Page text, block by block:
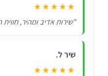
★★★★★
"שירות אדיב ומהיר,
שיר ל.
★★★★★